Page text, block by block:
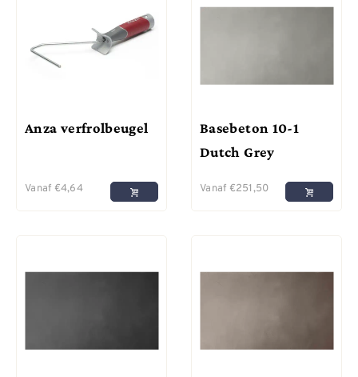
Anza verfrolbeugel
Vanaf €4,64
Basebeton 10-1
Dutch Grey
Vanaf €251,50